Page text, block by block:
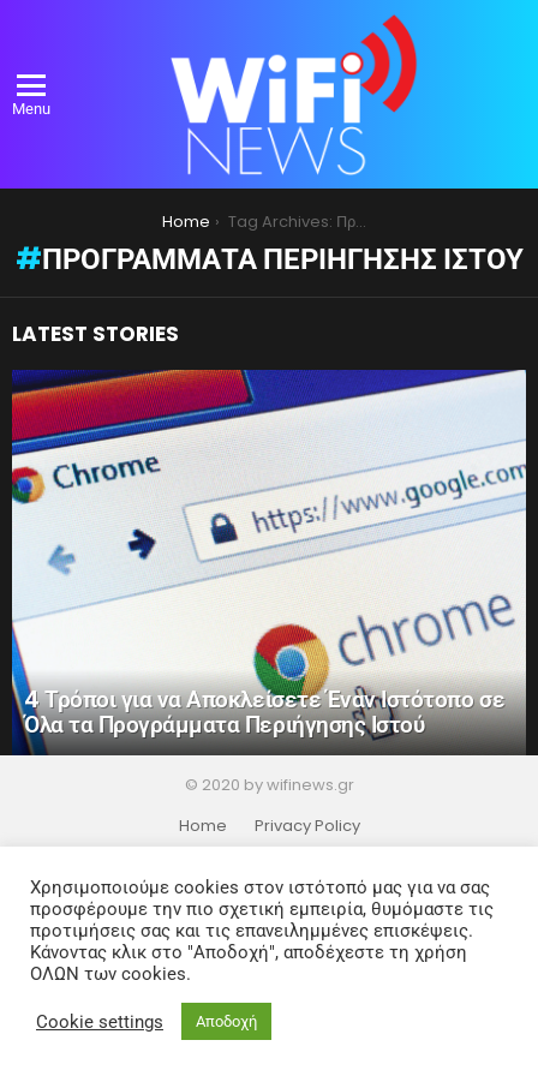
Menu
Home Tag Archives: Προγράμματα Περιήγησης Ιστού
ΠΡΟΓΡΆΜΜΑΤΑ ΠΕΡΙΉΓΗΣΗΣ ΙΣΤΟΎ
LATEST STORIES
4 Τρόποι για να Αποκλείσετε Έναν Ιστότοπο σε
Όλα τα Προγράμματα Περιήγησης Ιστού
© 2020 by wifinews.gr
Home
Privacy Policy
Χρησιμοποιούμε cookies στον ιστότοπό μας για να σας
προσφέρουμε την πιο σχετική εμπειρία, θυμόμαστε τις
προτιμήσεις σας και τις επανειλημμένες επισκέψεις.
Κάνοντας κλικ στο "Αποδοχή", αποδέχεστε τη χρήση
ΟΛΩΝ των cookies.
Cookie settings Αποδοχή